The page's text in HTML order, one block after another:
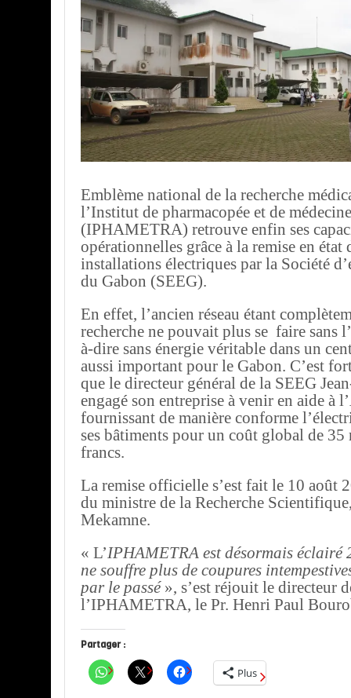
Emblème national de la recherche
l’Institut de pharmacopée et de
(IPHAMETRA) retrouve enfin ses
opérationnelles grâce à la remise en état
installations électriques par la Société
du Gabon (SEEG).
En effet, l’ancien réseau étant
recherche ne pouvait plus se faire sans
à-dire sans énergie véritable dans un
aussi important pour le Gabon. C’est
que le directeur général de la SEEG
engagé son entreprise à venir en aide à
fournissant de manière conforme
ses bâtiments pour un coût global de
francs.
La remise officielle s’est fait le 10 août
du ministre de la Recherche
Mekamne.
« L’IPHAMETRA est désormais éclairé
ne souffre plus de coupures
par le passé», s’est réjouit le directeur
l’IPHAMETRA, le Pr. Henri Paul
Partager :
Plus